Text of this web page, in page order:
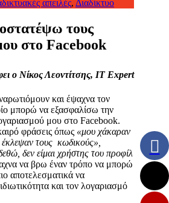
απειλές, Διαδίκτυο
τους
στο Facebook
ο Νίκος Λεοντίτσης, IT Expert
και έψαχνα τον
μπορώ να εξασφαλίσω την
μου στο Facebook.
φράσεις όπως «μου χάκαραν
τους κωδικούς»,
δεν είμαι χρήστης του προφίλ
να βρω έναν τρόπο να μπορώ
αποτελεσματικά να
και τον λογαριασμό